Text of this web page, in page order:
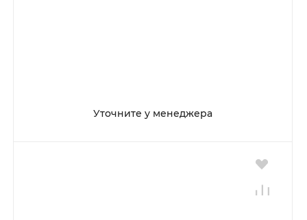
Уточните у менеджера